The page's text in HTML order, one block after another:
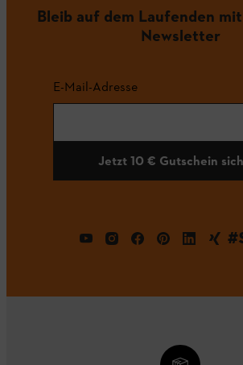
Bleib auf dem Laufenden
Newsletter
E-Mail-Adresse
Jetzt 10 € Gutschein